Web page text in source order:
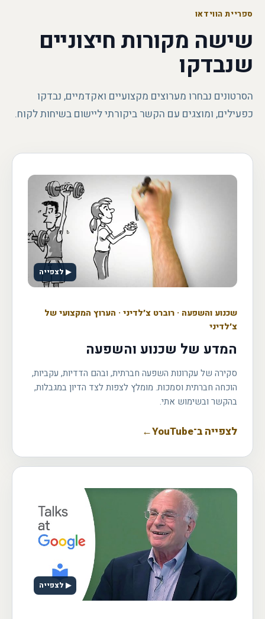
ספריית הווידאו
שישה מקורות חיצוניים
שנבדקו
הסרטונים נבחרו מערוצים מקצועיים ואקדמיים, נבדקו
כפעילים, ומוצגים עם הקשר ביקורתי ליישום בשיחות לקוח.
▶ לצפייה
שכנוע והשפעה · רוברט צ׳לדיני · הערוץ המקצועי של
צ׳לדיני
המדע של שכנוע והשפעה
סקירה של עקרונות השפעה חברתית, ובהם הדדיות, עקביות,
הוכחה חברתית וסמכות. מומלץ לצפות לצד הדיון במגבלות,
בהקשר ובשימוש אתי.
לצפייה ב־YouTube ←
▶ לצפייה